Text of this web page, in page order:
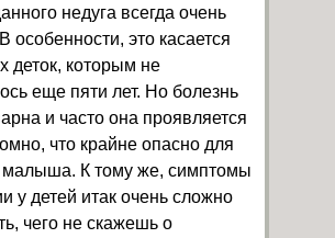
недуга всегда очень
особенности, это касается
деток, которым не
еще пяти лет. Но болезнь
и часто она проявляется
что крайне опасно для
малыша. К тому же, симптомы
у детей итак очень сложно
чего не скажешь о